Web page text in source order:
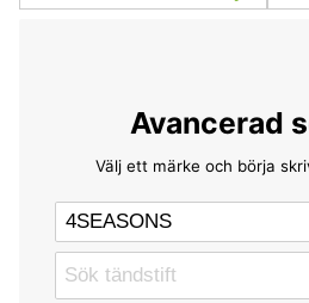
Avancerad
Välj ett märke och börja